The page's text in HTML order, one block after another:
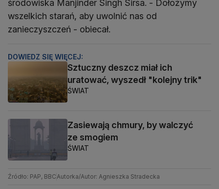
środowiska Manjinder Singh Sirsa. - Dołożymy
wszelkich starań, aby uwolnić nas od
DOWIEDZ SIĘ WIĘCEJ:
Sztuczny deszcz miał ich
uratować, wyszedł "kolejny trik"
ŚWIAT
Zasiewają chmury, by walczyć
ze smogiem
ŚWIAT
Źródło: PAP, BBC Autorka/Autor: Agnieszka Stradecka